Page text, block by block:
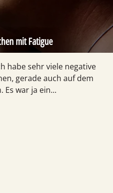
mit Fatigue
habe sehr viele negative
gerade auch auf dem
Es war ja ein...